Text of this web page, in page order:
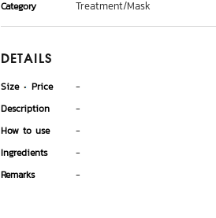
Category Treatment/Mask
DETAILS
Size Price
-
Description
-
How to use
-
Ingredients
-
Remarks
-